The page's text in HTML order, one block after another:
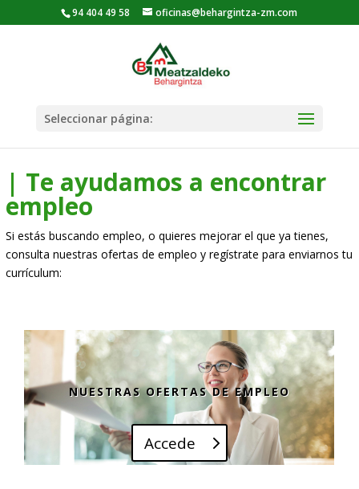
94 404 49 58 oficinas@behargintza-zm.com
Seleccionar página:
| Te ayudamos a encontrar
empleo
Si estás buscando empleo, o quieres mejorar el que ya tienes,
consulta nuestras ofertas de empleo y regístrate para enviarnos tu
currículum:
NUESTRAS OFERTAS DE EMPLEO
Accede